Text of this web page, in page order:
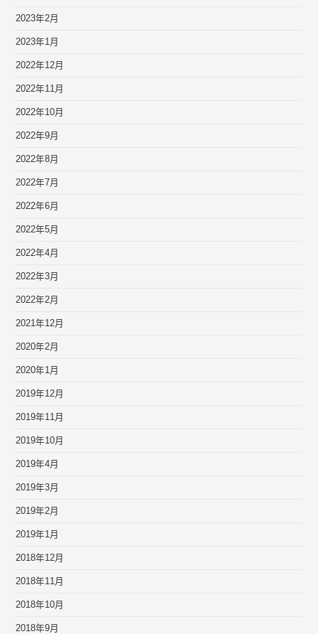
2023年2月
2023年1月
2022年12月
2022年11月
2022年10月
2022年9月
2022年8月
2022年7月
2022年6月
2022年5月
2022年4月
2022年3月
2022年2月
2021年12月
2020年2月
2020年1月
2019年12月
2019年11月
2019年10月
2019年4月
2019年3月
2019年2月
2019年1月
2018年12月
2018年11月
2018年10月
2018年9月